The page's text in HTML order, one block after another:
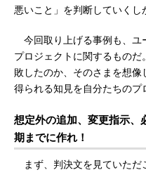
悪いこと」を判断していくし
今回取り上げる事例も、ユ
プロジェクトに関するもの
敗したのか、そのさまを想
得られる知見を自分たちのプ
想定外の追加、変更指示、
期までに作れ！
まず、判決文を見ていただ